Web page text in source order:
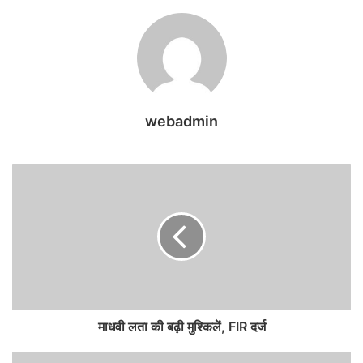
webadmin
माधवी लता की बढ़ी मुश्किलें, FIR दर्ज